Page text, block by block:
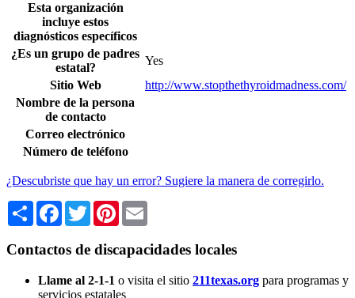
Esta organización
incluye estos
diagnósticos específicos
¿Es un grupo de padres
estatal?
Yes
Sitio Web
http://www.stopthethyroidmadness.com/
Nombre de la persona
de contacto
Correo electrónico
Número de teléfono
¿Descubriste que hay un error? Sugiere la manera de corregirlo.
Share Facebook
TwitterPinterest
Contactos de discapacidades locales
Llame al 2-1-1 o visita el sitio 211texas.org para programas y
servicios estatales